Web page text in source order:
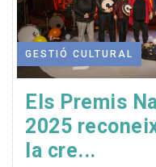
GESTIÓ CULTURAL
Els Premis
2025
la cre...